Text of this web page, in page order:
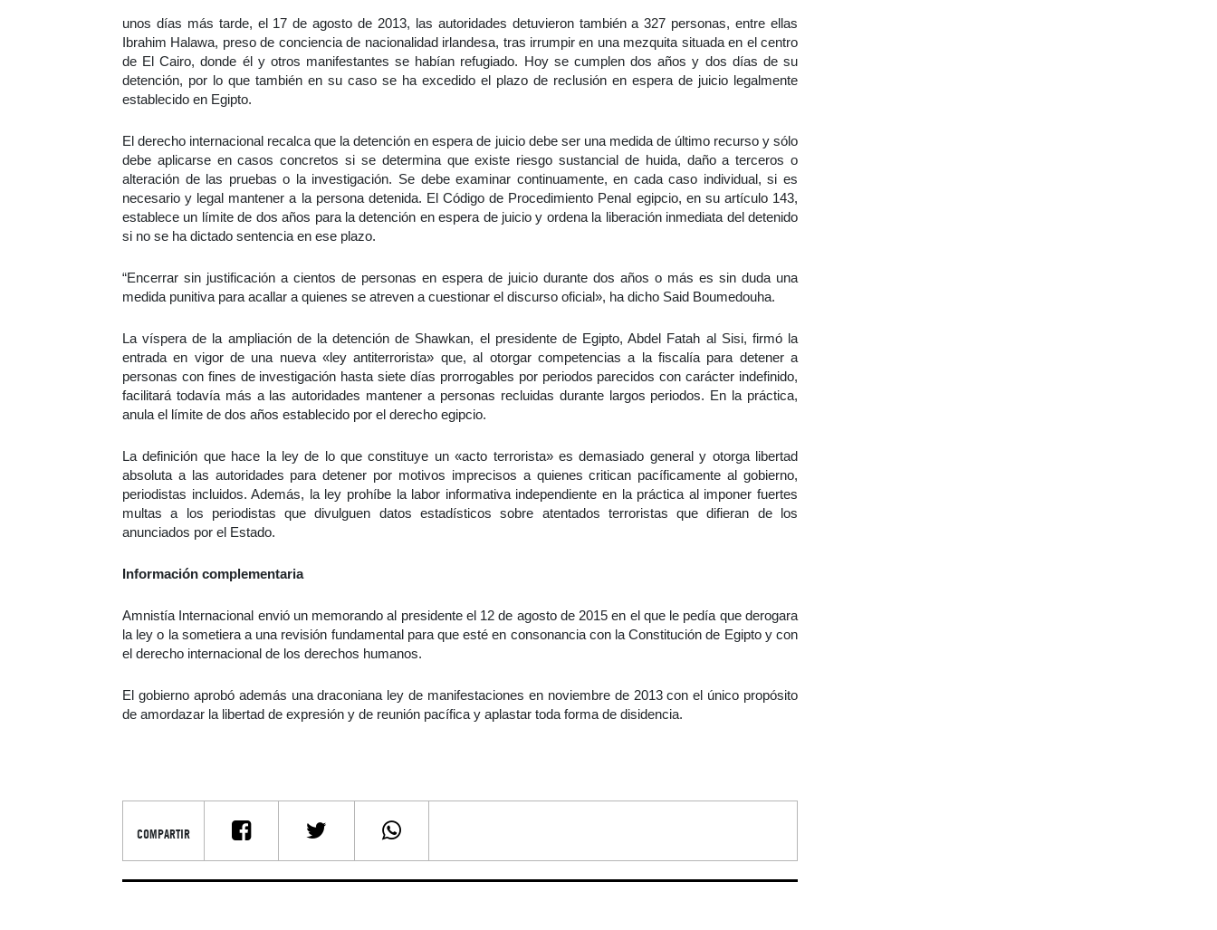
unos días más tarde, el 17 de agosto de 2013, las autoridades detuvieron también a 327 personas, entre ellas
Ibrahim Halawa, preso de conciencia de nacionalidad irlandesa, tras irrumpir en una mezquita situada en el centro
de El Cairo, donde él y otros manifestantes se habían refugiado. Hoy se cumplen dos años y dos días de su
detención, por lo que también en su caso se ha excedido el plazo de reclusión en espera de juicio legalmente
establecido en Egipto.
El derecho internacional recalca que la detención en espera de juicio debe ser una medida de último recurso y sólo
debe aplicarse en casos concretos si se determina que existe riesgo sustancial de huida, daño a terceros o
alteración de las pruebas o la investigación. Se debe examinar continuamente, en cada caso individual, si es
necesario y legal mantener a la persona detenida. El Código de Procedimiento Penal egipcio, en su artículo 143,
establece un límite de dos años para la detención en espera de juicio y ordena la liberación inmediata del detenido
si no se ha dictado sentencia en ese plazo.
“Encerrar sin justificación a cientos de personas en espera de juicio durante dos años o más es sin duda una
medida punitiva para acallar a quienes se atreven a cuestionar el discurso oficial», ha dicho Said Boumedouha.
La víspera de la ampliación de la detención de Shawkan, el presidente de Egipto, Abdel Fatah al Sisi, firmó la
entrada en vigor de una nueva «ley antiterrorista» que, al otorgar competencias a la fiscalía para detener a
personas con fines de investigación hasta siete días prorrogables por periodos parecidos con carácter indefinido,
facilitará todavía más a las autoridades mantener a personas recluidas durante largos periodos. En la práctica,
anula el límite de dos años establecido por el derecho egipcio.
La definición que hace la ley de lo que constituye un «acto terrorista» es demasiado general y otorga libertad
absoluta a las autoridades para detener por motivos imprecisos a quienes critican pacíficamente al gobierno,
periodistas incluidos. Además, la ley prohíbe la labor informativa independiente en la práctica al imponer fuertes
multas a los periodistas que divulguen datos estadísticos sobre atentados terroristas que difieran de los
anunciados por el Estado.
Información complementaria
Amnistía Internacional envió un memorando al presidente el 12 de agosto de 2015 en el que le pedía que derogara
la ley o la sometiera a una revisión fundamental para que esté en consonancia con la Constitución de Egipto y con
el derecho internacional de los derechos humanos.
El gobierno aprobó además una draconiana ley de manifestaciones en noviembre de 2013 con el único propósito
de amordazar la libertad de expresión y de reunión pacífica y aplastar toda forma de disidencia.
COMPARTIR